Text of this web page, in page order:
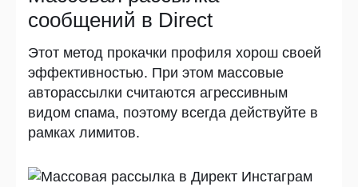
сообщений в Direct
Этот метод прокачки профиля хорош своей
эффективностью. При этом массовые
авторассылки считаются агрессивным
видом спама, поэтому всегда действуйте в
рамках лимитов.